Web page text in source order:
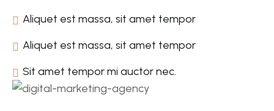
Aliquet est massa, sit amet tempor
Aliquet est massa, sit amet tempor
Sit amet tempor mi auctor nec.